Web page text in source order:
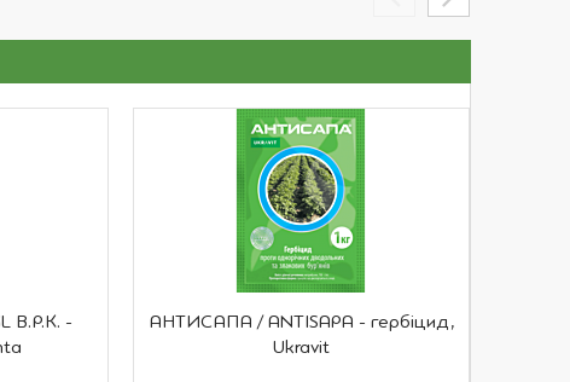
В.Р.К. -
АНТИСАПА / ANTISAPA - гербіцид,
Ukravit